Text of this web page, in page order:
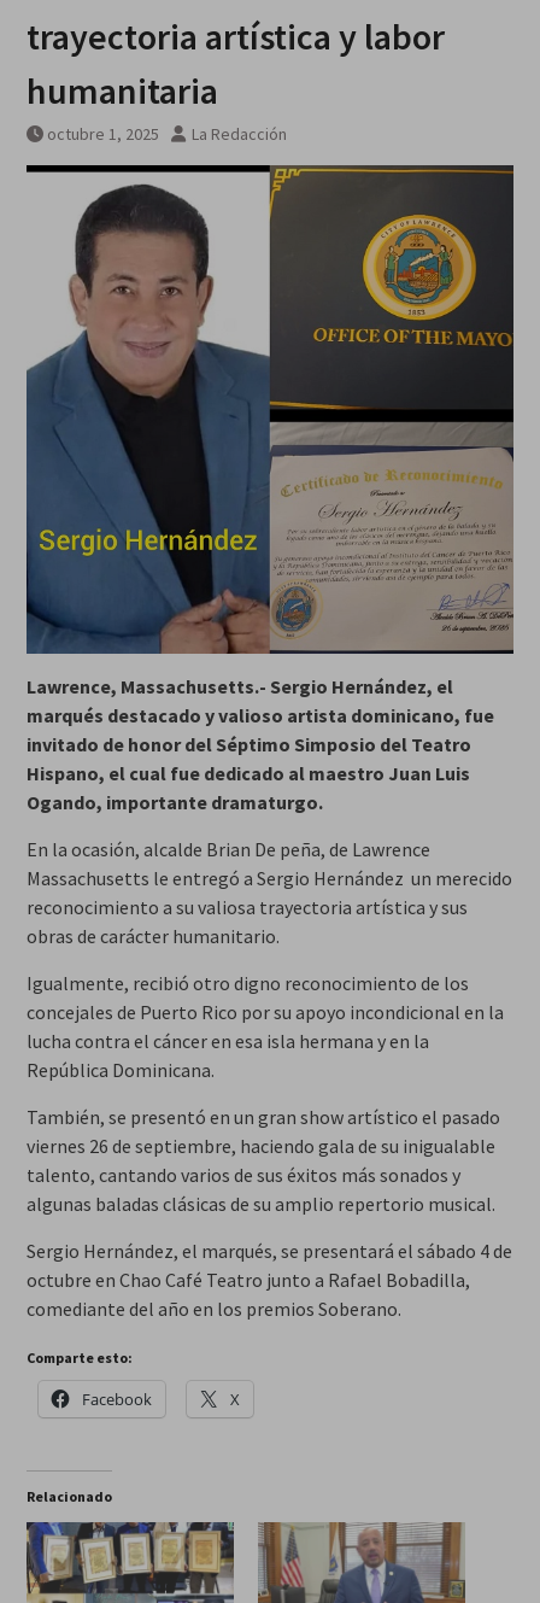
trayectoria artística y labor
humanitaria
octubre 1, 2025 La Redacción
Lawrence, Massachusetts.- Sergio Hernández, el
marqués destacado y valioso artista dominicano, fue
invitado de honor del Séptimo Simposio del Teatro
Hispano, el cual fue dedicado al maestro Juan Luis
Ogando, importante dramaturgo.
En la ocasión, alcalde Brian De peña, de Lawrence
Massachusetts le entregó a Sergio Hernández un merecido
reconocimiento a su valiosa trayectoria artística y sus
obras de carácter humanitario.
Igualmente, recibió otro digno reconocimiento de los
concejales de Puerto Rico por su apoyo incondicional en la
lucha contra el cáncer en esa isla hermana y en la
República Dominicana.
También, se presentó en un gran show artístico el pasado
viernes 26 de septiembre, haciendo gala de su inigualable
talento, cantando varios de sus éxitos más sonados y
algunas baladas clásicas de su amplio repertorio musical.
Sergio Hernández, el marqués, se presentará el sábado 4 de
octubre en Chao Café Teatro junto a Rafael Bobadilla,
comediante del año en los premios Soberano.
Comparte esto:
Facebook X
Relacionado